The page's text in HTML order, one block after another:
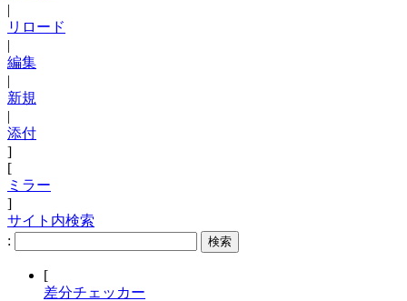
|
リロード
|
編集
|
新規
|
添付
]
[
ミラー
]
サイト内検索
:
[
差分チェッカー